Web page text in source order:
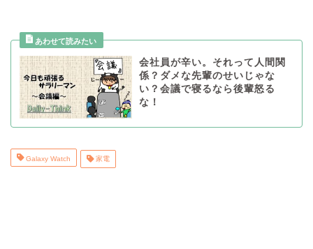
会社員が辛い。それって人間関
係？ダメな先輩のせいじゃな
い？会議で寝るなら後輩怒る
な！
Galaxy Watch 家電